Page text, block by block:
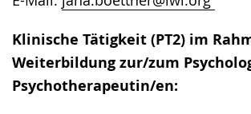
Klinische Tätigkeit (PT2) im
Weiterbildung zur/zum
Psychotherapeutin/en: